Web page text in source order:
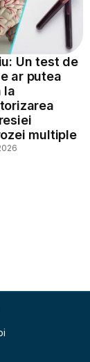
Un test de
ar putea
la
multiple